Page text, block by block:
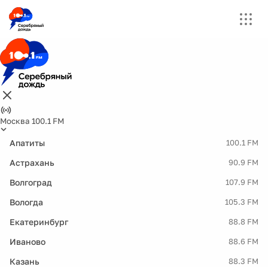
Москва 100.1 FM
Апатиты 100.1 FM
Астрахань 90.9 FM
Волгоград 107.9 FM
Вологда 105.3 FM
Екатеринбург 88.8 FM
Иваново 88.6 FM
Казань 88.3 FM